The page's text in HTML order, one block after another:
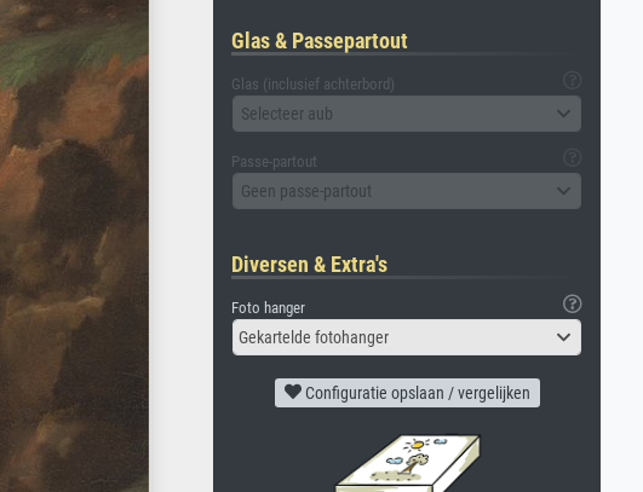
Glas & Passepartout
Glas (inclusief achterbord)
Selecteer aub
Passe-partout
Geen passe-partout
Diversen & Extra's
Foto hanger
Gekartelde fotohanger
Configuratie opslaan / vergelijken